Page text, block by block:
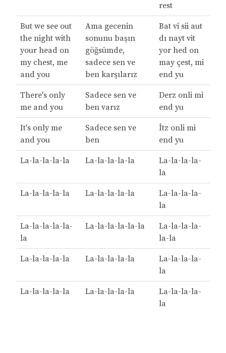
rest
But we see out
the night with
your head on
my chest, me
and you
Ama gecenin
sonunu başın
göğsümde,
sadece sen ve
ben karşılarız
Bat vi sii aut
dı nayt vit
yor hed on
may çest, mi
end yu
There's only
me and you
Sadece sen ve
ben varız
Derz onli mi
end yu
It's only me
and you
Sadece sen ve
ben
İtz onli mi
end yu
La-la-la-la-la La-la-la-la-la
La-la-la-la-
la
La-la-la-la-la La-la-la-la-la
La-la-la-la-
la
La-la-la-la-la-
la
La-la-la-la-la-la
La-la-la-la-
la-la
La-la-la-la-la La-la-la-la-la
La-la-la-la-
la
La-la-la-la-la La-la-la-la-la
La-la-la-la-
la